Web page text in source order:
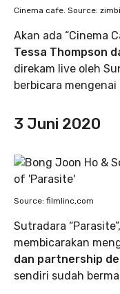
Cinema cafe. Source:
Akan ada “Cinema
Tessa Thompson
direkam live oleh
berbicara mengenai
3 Juni 2020
Source: filmlinc,com
Sutradara
membicarakan
dan partnership
sendiri sudah